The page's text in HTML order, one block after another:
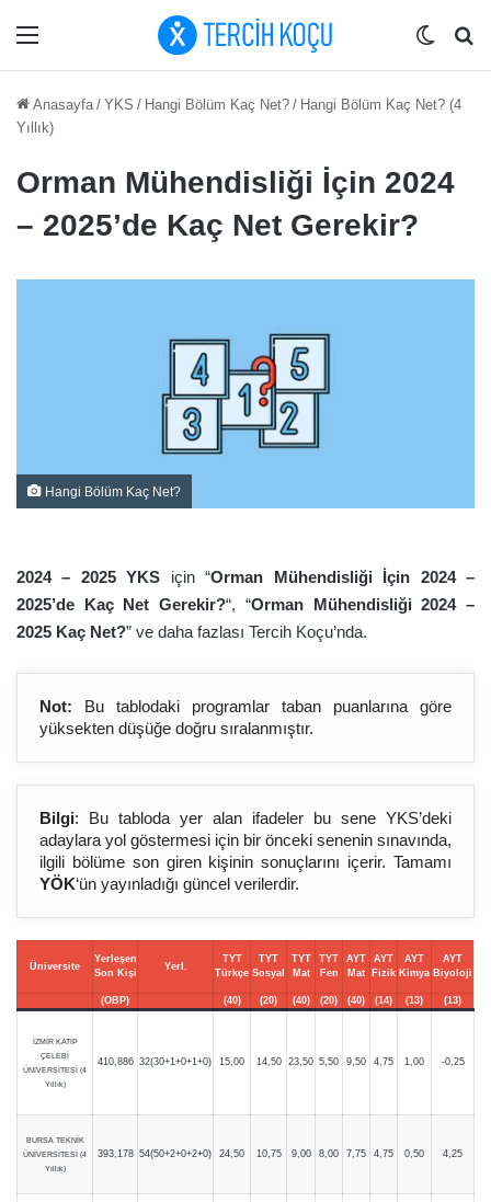
Menü Dış
Anasayfa / YKS / Hangi Bölüm Kaç Net? / Hangi Bölüm Kaç Net? (4
Yıllık)
Orman Mühendisliği İçin 2024
– 2025’de Kaç Net Gerekir?
Hangi Bölüm Kaç Net?
2024 – 2025 YKS için “Orman Mühendisliği İçin 2024 –
2025’de Kaç Net Gerekir?“, “Orman Mühendisliği 2024 –
2025 Kaç Net?” ve daha fazlası Tercih Koçu’nda.
Not: Bu tablodaki programlar taban puanlarına göre
yüksekten düşüğe doğru sıralanmıştır.
Bilgi: Bu tabloda yer alan ifadeler bu sene YKS’deki
adaylara yol göstermesi için bir önceki senenin sınavında,
ilgili bölüme son giren kişinin sonuçlarını içerir. Tamamı
YÖK‘ün yayınladığı güncel verilerdir.
Üniversite
Yerleşen
Son Kişi
Yerl.
TYT
Türkçe
TYT
Sosyal
TYT
Mat
TYT
Fen
AYT
Mat
AYT
Fizik
AYT
Kimya
AYT
Biyoloji
(OBP) (40) (20) (40) (20) (40) (14) (13) (13)
İZMİR KATİP
ÇELEBİ
ÜNİVERSİTESİ (4
Yıllık)
410,886 32(30+1+0+1+0) 15,00 14,50 23,50 5,50 9,50 4,75 1,00 -0,25
BURSA TEKNİK
ÜNİVERSİTESİ (4
Yıllık)
393,178 54(50+2+0+2+0) 24,50 10,75 9,00 8,00 7,75 4,75 0,50 4,25